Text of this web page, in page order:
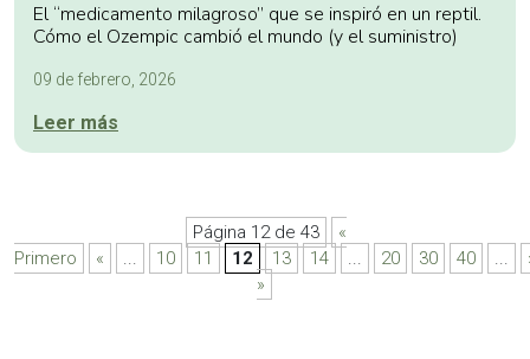
El “medicamento milagroso” que se inspiró en un reptil.
Cómo el Ozempic cambió el mundo (y el suministro)
09 de febrero, 2026
Leer más
Página 12 de 43
«
Primero
« ... 10 11 12 13 14 ... 20 30 40 ...
»